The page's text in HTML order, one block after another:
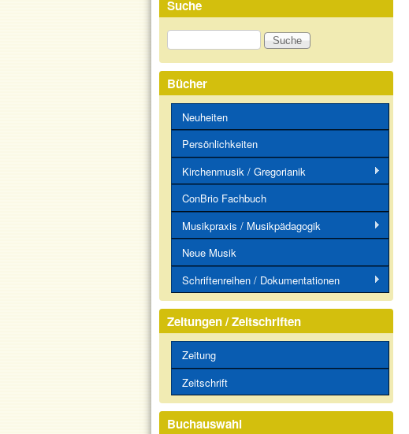
Suche
Suche
Bücher
Neuheiten
Persönlichkeiten
Kirchenmusik / Gregorianik
ConBrio Fachbuch
Musikpraxis / Musikpädagogik
Neue Musik
Schriftenreihen / Dokumentationen
Zeitungen / Zeitschriften
Zeitung
Zeitschrift
Buchauswahl